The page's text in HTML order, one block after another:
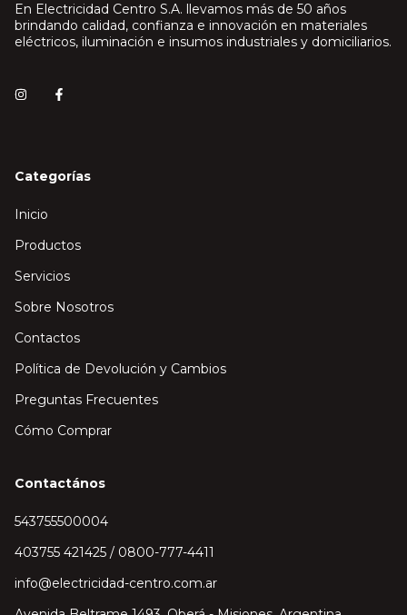
En Electricidad Centro S.A. llevamos más de 50 años
brindando calidad, confianza e innovación en materiales
eléctricos, iluminación e insumos industriales y domiciliarios.
Categorías
Inicio
Productos
Servicios
Sobre Nosotros
Contactos
Política de Devolución y Cambios
Preguntas Frecuentes
Cómo Comprar
Contactános
543755500004
403755 421425 / 0800-777-4411
info@electricidad-centro.com.ar